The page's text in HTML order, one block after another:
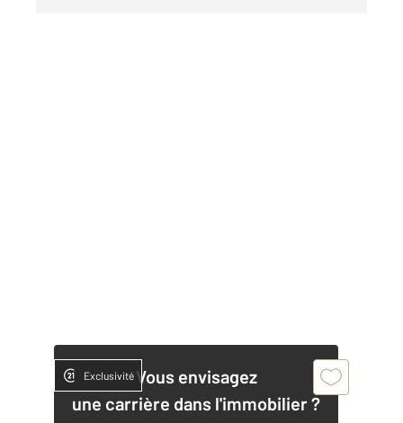
Vous envisagez
une carrière dans l'immobilier ?
Exclusivité